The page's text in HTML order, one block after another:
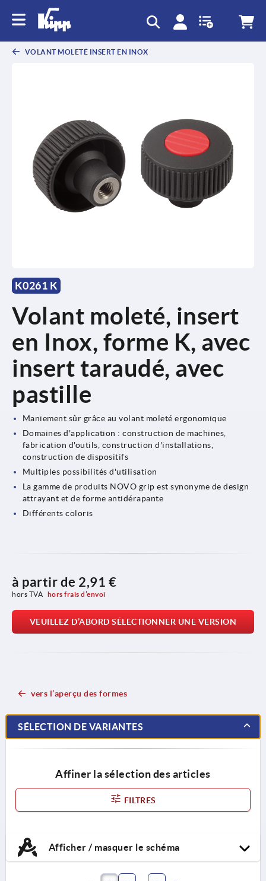
VOLANT MOLETÉ INSERT EN INOX
K0261 K
Volant moleté, insert
en Inox, forme K, avec
insert taraudé, avec
pastille
Maniement sûr grâce au volant moleté ergonomique
Domaines d'application : construction de machines,
fabrication d'outils, construction d'installations,
construction de dispositifs
Multiples possibilités d'utilisation
La gamme de produits NOVO grip est synonyme de design
attrayant et de forme antidérapante
Différents coloris
à partir de 2,91 €
hors TVA hors frais d’envoi
VEUILLEZ D’ABORD SÉLECTIONNER UNE VERSION
vers l’aperçu des formes
SÉLECTION DE VARIANTES
Affiner la sélection des articles
FILTRES
Afficher / masquer le schéma